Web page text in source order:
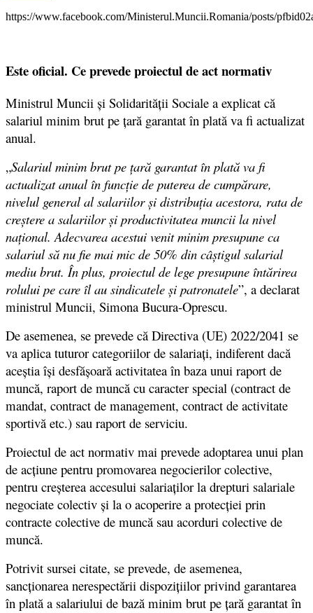
https://www.facebook.com/Ministerul.Muncii.Romania/posts/
Este oficial. Ce prevede proiectul de act normativ
Ministrul Muncii și Solidarității Sociale a explicat că
salariul minim brut pe ţară garantat în plată va fi actualizat
anual.
„Salariul minim brut pe țară garantat în plată va fi
actualizat anual în funcție de puterea de cumpărare,
nivelul general al salariilor și distribuția acestora, rata de
creștere a salariilor și productivitatea muncii la nivel
național. Adecvarea acestui venit minim presupune ca
salariul să nu fie mai mic de 50% din câștigul salarial
mediu brut. În plus, proiectul de lege presupune întărirea
rolului pe care îl au sindicatele și patronatele”, a declarat
ministrul Muncii, Simona Bucura-Oprescu.
De asemenea, se prevede că Directiva (UE) 2022/2041 se
va aplica tuturor categoriilor de salariați, indiferent dacă
aceștia își desfășoară activitatea în baza unui raport de
muncă, raport de muncă cu caracter special (contract de
mandat, contract de management, contract de activitate
sportivă etc.) sau raport de serviciu.
Proiectul de act normativ mai prevede adoptarea unui plan
de acțiune pentru promovarea negocierilor colective,
pentru creșterea accesului salariaților la drepturi salariale
negociate colectiv și la o acoperire a protecției prin
contracte colective de muncă sau acorduri colective de
muncă.
Potrivit sursei citate, se prevede, de asemenea,
sancționarea nerespectării dispozițiilor privind garantarea
în plată a salariului de bază minim brut pe țară garantat în